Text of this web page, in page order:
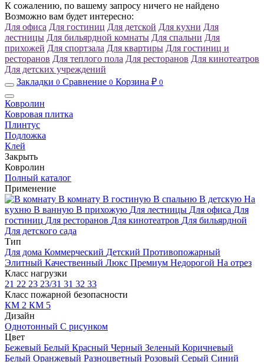
К сожалению, по вашему запросу ничего не найдено
Возможно вам будет интересно:
Для офиса Для гостиниц Для детской Для кухни Для
лестницы Для бильярдной комнаты Для спальни Для
прихожей Для спортзала Для квартиры Для гостиниц и
ресторанов Для теплого пола Для ресторанов Для кинотеатров
Для детских учреждений
Закладки 0 Сравнение 0 Корзина ₽ 0
Ковролин
Ковровая плитка
Плинтус
Подложка
Клей
Закрыть
Ковролин
Полный каталог
Применение
В комнату В гостиную В спальню В детскую На
кухню В ванную В прихожую Для лестницы Для офиса Для
гостиниц Для ресторанов Для кинотеатров Для бильярдной
Для детского сада
Тип
Для дома Коммерческий Детский Противопожарный
Элитный Качественный Люкс Премиум Недорогой На отрез
Класс нагрузки
21 22 23 23/31 31 32 33
Класс пожарной безопасности
КМ 2 КМ 5
Дизайн
Однотонный С рисунком
Цвет
Бежевый Белый Красный Черный Зеленый Коричневый
Белый Оранжевый Разноцветный Розовый Серый Синий